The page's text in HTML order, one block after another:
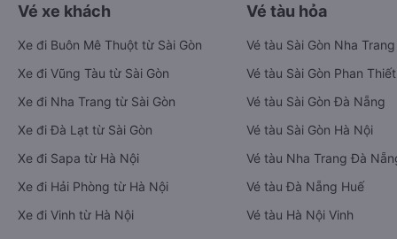
Vé xe khách
Xe đi Buôn Mê Thuột từ Sài Gòn
Xe đi Vũng Tàu từ Sài Gòn
Xe đi Nha Trang từ Sài Gòn
Xe đi Đà Lạt từ Sài Gòn
Xe đi Sapa từ Hà Nội
Xe đi Hải Phòng từ Hà Nội
Xe đi Vinh từ Hà Nội
Vé tàu hỏa
Vé tàu Sài Gòn Nha Trang
Vé tàu Sài Gòn Phan Thiết
Vé tàu Sài Gòn Đà Nẵng
Vé tàu Sài Gòn Hà Nội
Vé tàu Nha Trang Đà
Vé tàu Đà Nẵng Huế
Vé tàu Hà Nội Vinh